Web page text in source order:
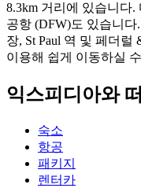
8.3km 거리에 있습니다.
공항 (DFW)도 있습니
장, St Paul 역 및 페더
이용해 쉽게 이동하실
익스피디아와
숙소
항공
패키지
렌터카